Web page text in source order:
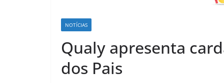
NOTÍCIAS
Qualy apresenta
dos Pais